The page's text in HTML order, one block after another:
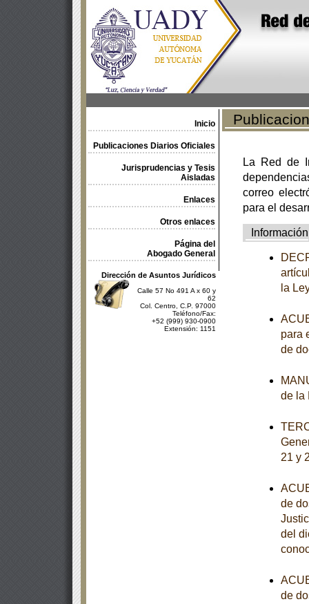
Inicio
Publicaciones Diarios Oficiales
Jurisprudencias y Tesis
Aisladas
Enlaces
Otros enlaces
Página del
Abogado General
Dirección de Asuntos Jurídicos
Calle 57 No 491 A x 60 y
62
Col. Centro, C.P. 97000
Teléfono/Fax:
+52 (999) 930-0900
Extensión: 1151
La Red de
correo
para el
Información
la
para
de
de la
21 y
de
del
de